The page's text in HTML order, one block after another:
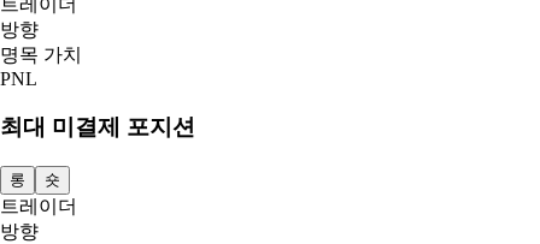
방향
명목 가치
PNL
최대 미결제 포지션
롱 숏
트레이더
방향